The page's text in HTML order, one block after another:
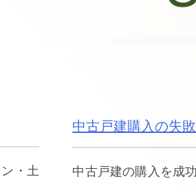
・土
中古戸建購入の失
中古戸建の購入を成